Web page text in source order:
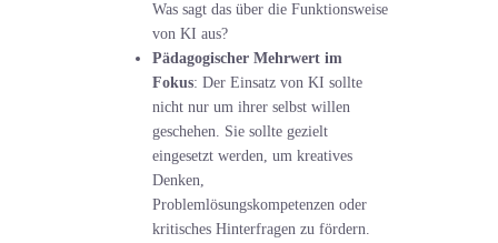
Was sagt das über die Funktionsweise
von KI aus?
Pädagogischer Mehrwert im
Fokus: Der Einsatz von KI sollte
nicht nur um ihrer selbst willen
geschehen. Sie sollte gezielt
eingesetzt werden, um kreatives
Denken,
Problemlösungskompetenzen oder
kritisches Hinterfragen zu fördern.